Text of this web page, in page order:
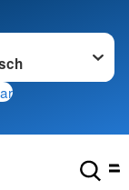
wechseln zu